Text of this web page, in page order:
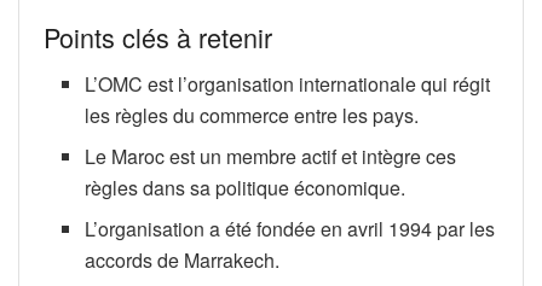
Points clés à retenir
L’OMC est l’organisation internationale qui régit
les règles du commerce entre les pays.
Le Maroc est un membre actif et intègre ces
règles dans sa politique économique.
L’organisation a été fondée en avril 1994 par les
accords de Marrakech.